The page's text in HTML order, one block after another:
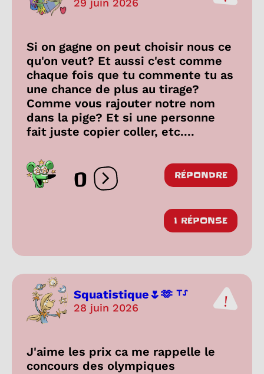
Si on gagne on peut choisir nous ce
qu'on veut? Et aussi c'est comme
chaque fois que tu commente tu as
une chance de plus au tirage?
Comme vous rajouter notre nom
dans la pige? Et si une personne
fait juste copier coller, etc....
0 Ouvrir les réactions
RÉPONDRE
1 RÉPONSE
Squatistique🌷🫶 ⸆⸉
28 juin 2026
J'aime les prix ca me rappelle le
concours des olympiques